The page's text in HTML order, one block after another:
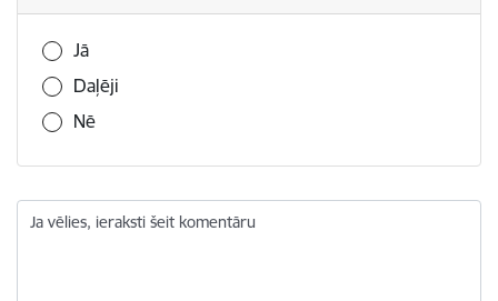
Vai šī informācija bija noderīga?
Jā
Daļēji
Nē
Ja vēlies, ieraksti šeit komentāru